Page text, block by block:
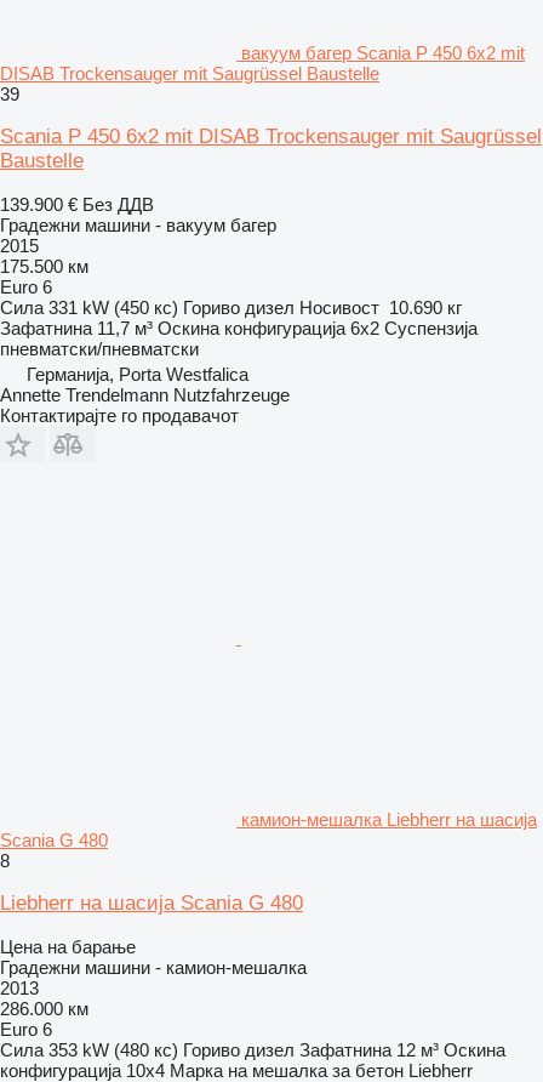
вакуум багер Scania P 450 6x2 mit
DISAB Trockensauger mit Saugrüssel Baustelle
39
Scania P 450 6x2 mit DISAB Trockensauger mit Saugrüssel
Baustelle
139.900 € Без ДДВ
Градежни машини - вакуум багер
2015
175.500 км
Euro 6
Сила 331 kW (450 кс) Гориво дизел Носивост 10.690 кг
Зафатнина 11,7 м³ Оскина конфигурација 6x2 Суспензија
пневматски/пневматски
Германија, Porta Westfalica
Annette Trendelmann Nutzfahrzeuge
Контактирајте го продавачот
камион-мешалка Liebherr на шасија
Scania G 480
8
Liebherr на шасија Scania G 480
Цена на барање
Градежни машини - камион-мешалка
2013
286.000 км
Euro 6
Сила 353 kW (480 кс) Гориво дизел Зафатнина 12 м³ Оскина
конфигурација 10x4 Марка на мешалка за бетон Liebherr